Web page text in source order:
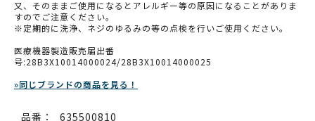
又、そのままご使用になるとアレルギー等の原因になることがありま
すのでご注意ください。
※定期的に洗浄、ネジのゆるみの等の点検を行いご使用ください。
医療機器製造販売届出番
号:28B3X10014000024/28B3X10014000025
»同じブランドの商品を見る！
品番： 635500810